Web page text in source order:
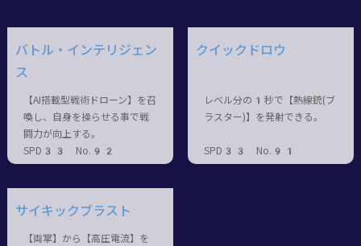
バトル・インテリジェン
ス
【AI搭載型戦術ドローン】を召
喚し、自身を操らせる事で戦
闘力が向上する。
SPD33 No.92
クイックドロウ
レベル分の1秒で【熱線銃(ブ
ラスター)】を発射できる。
SPD33 No.91
サイキックブラスト
【両掌】から【高圧電流】を